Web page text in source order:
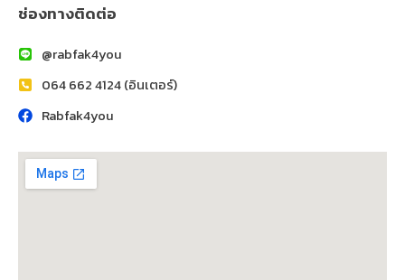
ช่องทางติดต่อ
@rabfak4you
064 662 4124 (อินเตอร์)
Rabfak4you